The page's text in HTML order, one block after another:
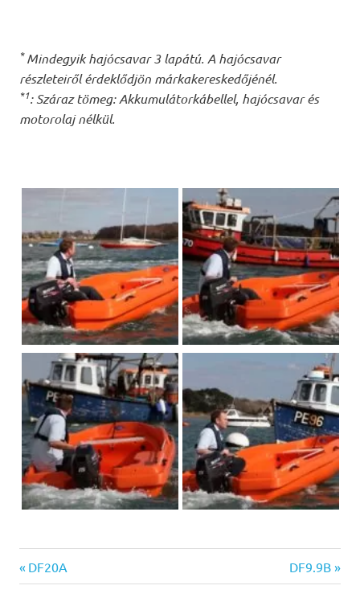
*Mindegyik hajócsavar 3 lapátú. A hajócsavar
részleteiről érdeklődjön márkakereskedőjénél.
*1: Száraz tömeg: Akkumulátorkábellel, hajócsavar és
motorolaj nélkül.
Bejegyzés
Previous
Post:
DF20A
Next
Post:
DF9.9B